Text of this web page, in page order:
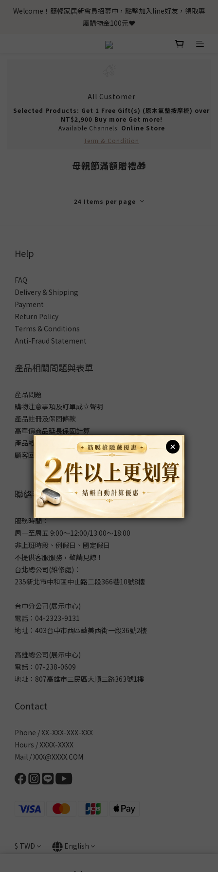
Welcome！簡輕家居新會員招募中，點擊加入line好友，領取專
屬購物金100元❤️
All Customer
Selected Products: Get 1 Free Gift(s) (原木氣墊按摩梳) over
NT$2,900 Buy more Get more!
Available Channels: Online Store
Term & Condition
母親節滿額贈禮🎁
24 Items per page
Help
FAQ
Delivery & Shipping
Payment
Return Policy
Terms & Conditions
Anti-Fraud Statement
產品相關問題與表單
產品問題
購物注意事項及訂單成立聲明
產品註冊及保固條款
高單價商品延長保固計算
產品維修表單
顧客回饋表單
聯絡我們
服務時間：
周一至周五 9:00～12:00/13:00～18:00
非上班時段、例假日、國定假日
不提供客服服務，敬請見諒！
台北總公司(維修處)：
235新北市中和區中山路二段366巷10號8樓
台中分公司(展示中心)
電話：04-2323-9131
地址：403台中市西區華美西街一段36號2樓
高雄總公司(展示中心)
電話：07-238-0609
地址：807高雄市三民區大順三路363號1樓
Contact
Phone / XX-XXX-XXX-XXX
Hours / XXXX-XXXX
Mail / XXX@XXXX.COM
$ TWD English